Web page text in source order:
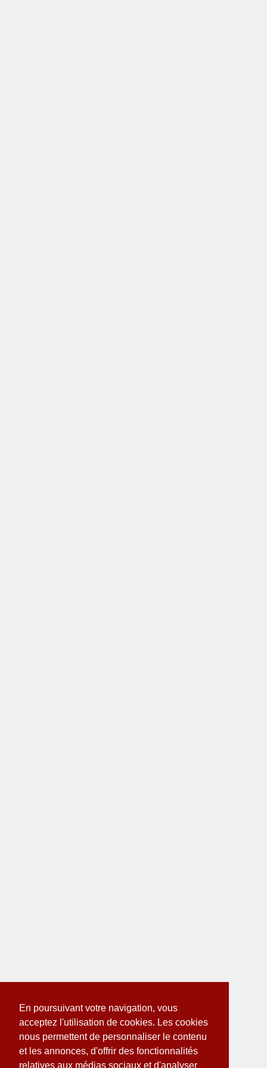
En poursuivant votre navigation, vous
acceptez l'utilisation de cookies. Les cookies
nous permettent de personnaliser le contenu
et les annonces, d'offrir des fonctionnalités
relatives aux médias sociaux et d'analyser